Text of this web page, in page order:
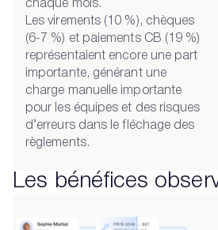
chaque mois.
Les virements (10 %), chèques
(6-7 %) et paiements CB (19 %)
représentaient encore une part
importante, générant une
charge manuelle importante
pour les équipes et des risques
d’erreurs dans le fléchage des
règlements.
Les bénéfices